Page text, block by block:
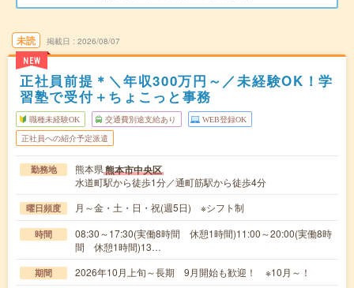
未読
NEW
掲載日 2026/08/07
正社員前提＊＼年収300万円～／未経験OK！学
習塾で受付＋ちょこっと事務
職種未経験OK 交通費別途支給あり WEB登録OK
正社員への紹介予定派遣
勤務地 熊本県熊本市中央区
水道町駅から徒歩1分／通町筋駅から徒歩4分
曜日頻度 月～金・土・日・祝(週5日) ※シフト制
時間
08:30～17:30(実働8時間 休憩1時間)11:00～20:00(実働8時
間 休憩1時間)13…
期間 2026年10月上旬～長期 9月開始も歓迎！ ※10月～！